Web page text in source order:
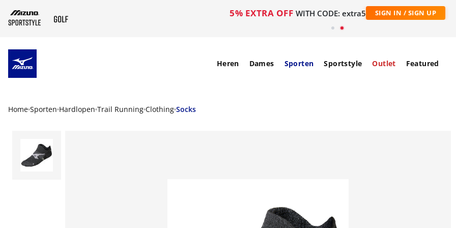
5% EXTRA OFF WITH CODE: extra5 SIGN IN / SIGN UP
Heren Dames Sporten Sportstyle Outlet Featured
Home Sporten Hardlopen Trail Running Clothing Socks